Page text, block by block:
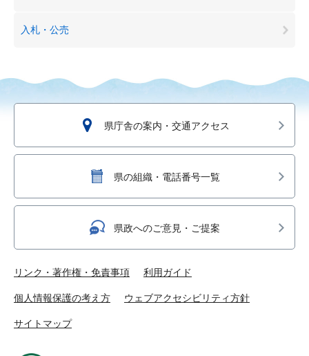
入札・公売
県庁舎の案内・交通アクセス
県の組織・電話番号一覧
県政へのご意見・ご提案
リンク・著作権・免責事項 利用ガイド
個人情報保護の考え方 ウェブアクセシビリティ方針
サイトマップ